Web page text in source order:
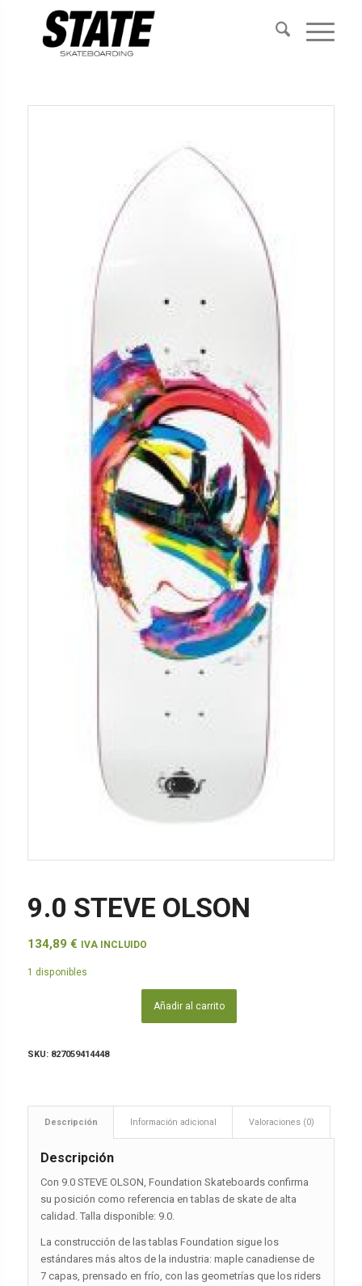
9.0 STEVE OLSON
134,89 € IVA INCLUIDO
1 disponibles
Añadir al carrito
SKU: 827059414448
Descripción Información adicional Valoraciones (0)
Descripción
Con 9.0 STEVE OLSON, Foundation Skateboards confirma
su posición como referencia en tablas de skate de alta
calidad. Talla disponible: 9.0.
La construcción de las tablas Foundation sigue los
estándares más altos de la industria: maple canadiense de
7 capas, prensado en frío, con las geometrías que los riders